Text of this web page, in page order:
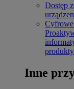
Dostęp
Inne